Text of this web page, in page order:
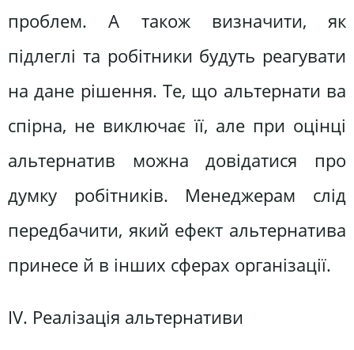
проблем. А також визначити, як
підлеглі та робітники будуть реагувати
на дане рішення. Те, що альтернати ва
спірна, не виключає її, але при оцінці
альтернатив можна довідатися про
думку робітників. Менеджерам слід
передбачити, який ефект альтернатива
принесе й в інших сферах організації.
IV. Реалізація альтернативи